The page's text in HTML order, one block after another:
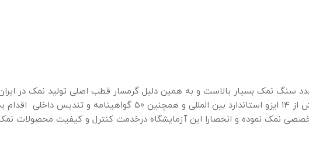
سنگ نمک بسیار بالاست و به همین دلیل گرمسار قطب اصلی تولید نمک در
شود.مجموعه کارخانجات نمک سمنان گذشته از اخذ بیش از ۱۴ ایزو استاندارد بین المللی و همچنین ۵۰
تخصصی نمک نموده و انحصارا این آزمایشگاه درخدمت کنترل و کیفیت محصولات